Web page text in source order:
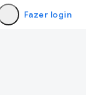
Fazer login